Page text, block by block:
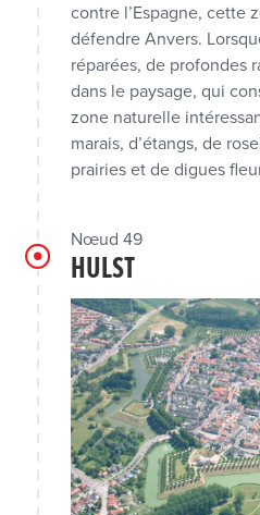
contre l’Espagne, cette
défendre Anvers.
réparées, de profondes
dans le paysage, qui
zone naturelle
marais, d’étangs, de
prairies et de digues
Nœud 49
HULST